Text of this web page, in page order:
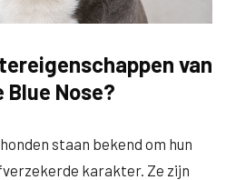
van
Nose?
staan bekend om hun
karakter. Ze zijn